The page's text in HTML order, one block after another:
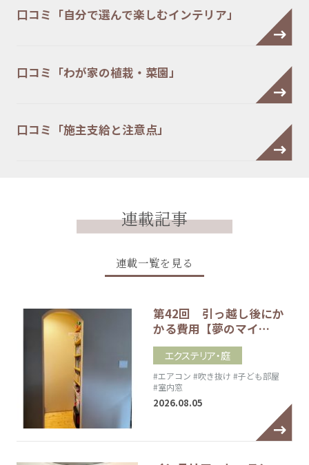
口コミ「自分で選んで楽しむインテリア」
口コミ「わが家の植栽・菜園」
口コミ「施主支給と注意点」
連載記事
連載一覧を見る
第42回 引っ越し後にか
かる費用【夢のマイ…
エクステリア・庭
#エアコン #吹き抜け #子ども部屋
#室内窓
2026.08.05